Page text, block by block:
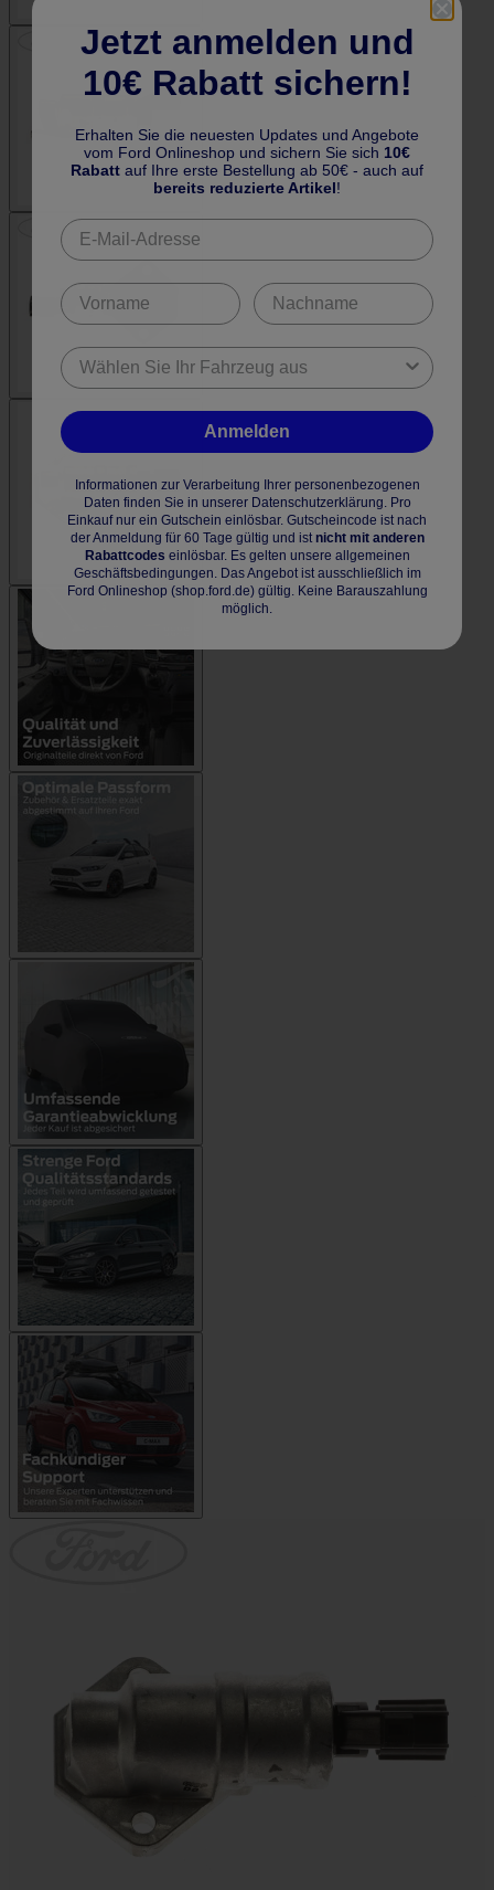
Jetzt anmelden und
10€ Rabatt sichern!
Erhalten Sie die neuesten Updates und Angebote
vom Ford Onlineshop und sichern Sie sich 10€
Rabatt auf Ihre erste Bestellung ab 50€ - auch auf
bereits reduzierte Artikel!
Anmelden
Informationen zur Verarbeitung Ihrer personenbezogenen
Daten finden Sie in unserer Datenschutzerklärung. Pro
Einkauf nur ein Gutschein einlösbar. Gutscheincode ist nach
der Anmeldung für 60 Tage gültig und ist nicht mit anderen
Rabattcodes einlösbar. Es gelten unsere allgemeinen
Geschäftsbedingungen. Das Angebot ist ausschließlich im
Ford Onlineshop (shop.ford.de) gültig. Keine Barauszahlung
möglich.